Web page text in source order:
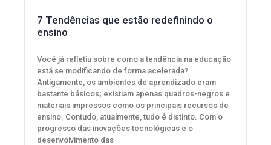
7 Tendências que estão redefinindo o
ensino
Você já refletiu sobre como a tendência na educação
está se modificando de forma acelerada?
Antigamente, os ambientes de aprendizado eram
bastante básicos; existiam apenas quadros-negros e
materiais impressos como os principais recursos de
ensino. Contudo, atualmente, tudo é distinto. Com o
progresso das inovações tecnológicas e o
desenvolvimento das